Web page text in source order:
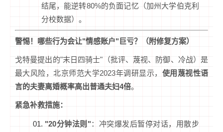
结尾，能逆转80%的负面记忆（加州大学伯克利
分校数据）。
警惕！哪些行为会让"情感账户"巨亏？（附修复方案）
戈特曼提出的"末日四骑士"（批评、蔑视、防御、冷战）是
最大风险，北京师范大学2023年调研显示， 使用蔑视性语
言的夫妻离婚概率高出普通夫妇4倍。
紧急补救措施：
"20分钟法则"：冲突爆发后暂停对话，用散步